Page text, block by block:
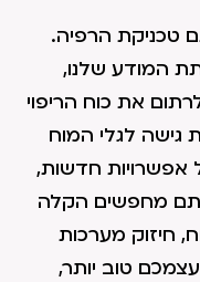
טכניקת הרפיה.
המודע שלנו,
את כוח הריפוי
גישה לגלי המוח
אפשרויות חדשות,
אתם מחפשים הקלה
חיזוק מערכות
טוב יותר,